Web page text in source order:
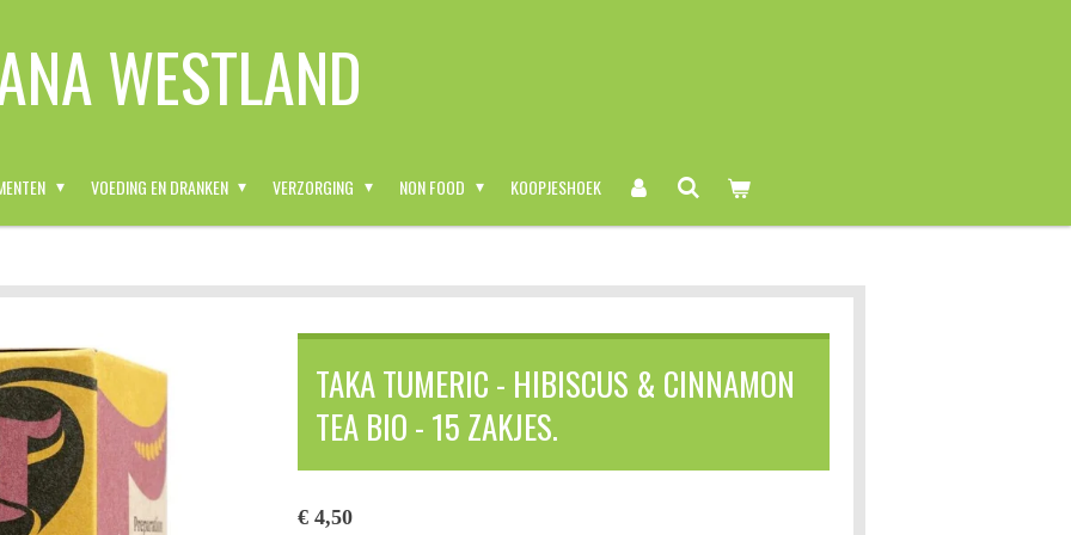
WESTLAND
VOEDING EN DRANKEN VERZORGING NON FOOD KOOPJESHOEK
TAKA TUMERIC - HIBISCUS & CINNAMON
TEA BIO - 15 ZAKJES.
€ 4,50